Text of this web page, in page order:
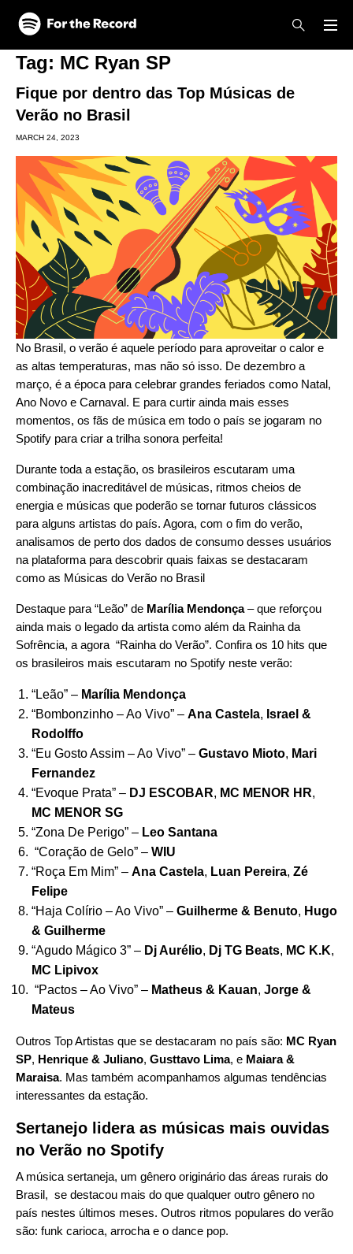
Skip to main content
Skip to footer
Tag: MC Ryan SP
Fique por dentro das Top Músicas de
Verão no Brasil
MARCH 24, 2023
No Brasil, o verão é aquele período para aproveitar o calor e
as altas temperaturas, mas não só isso. De dezembro a
março, é a época para celebrar grandes feriados como Natal,
Ano Novo e Carnaval. E para curtir ainda mais esses
momentos, os fãs de música em todo o país se jogaram no
Spotify para criar a trilha sonora perfeita!
Durante toda a estação, os brasileiros escutaram uma
combinação inacreditável de músicas, ritmos cheios de
energia e músicas que poderão se tornar futuros clássicos
para alguns artistas do país. Agora, com o fim do verão,
analisamos de perto dos dados de consumo desses usuários
na plataforma para descobrir quais faixas se destacaram
como as Músicas do Verão no Brasil
Destaque para “Leão” de Marília Mendonça– que reforçou
ainda mais o legado da artista como além da Rainha da
Sofrência, a agora “Rainha do Verão”. Confira os 10 hits que
os brasileiros mais escutaram no Spotify neste verão:
“Leão” – Marília Mendonça
“Bombonzinho – Ao Vivo” – Ana Castela, Israel &
Rodolffo
“Eu Gosto Assim – Ao Vivo” – Gustavo Mioto, Mari
Fernandez
“Evoque Prata” – DJ ESCOBAR, MC MENOR HR,
MC MENOR SG
“Zona De Perigo” – Leo Santana
“Coração de Gelo” – WIU
“Roça Em Mim” – Ana Castela, Luan Pereira, Zé
Felipe
“Haja Colírio – Ao Vivo” – Guilherme & Benuto, Hugo
& Guilherme
“Agudo Mágico 3” – Dj Aurélio, Dj TG Beats, MC K.K,
MC Lipivox
“Pactos – Ao Vivo” – Matheus & Kauan, Jorge &
Mateus
Outros Top Artistas que se destacaram no país são: MC Ryan
SP, Henrique & Juliano, Gusttavo Lima, e Maiara &
Maraisa. Mas também acompanhamos algumas tendências
interessantes da estação.
Sertanejo lidera as músicas mais ouvidas
no Verão no Spotify
A música sertaneja, um gênero originário das áreas rurais do
Brasil, se destacou mais do que qualquer outro gênero no
país nestes últimos meses. Outros ritmos populares do verão
são: funk carioca, arrocha e o dance pop.